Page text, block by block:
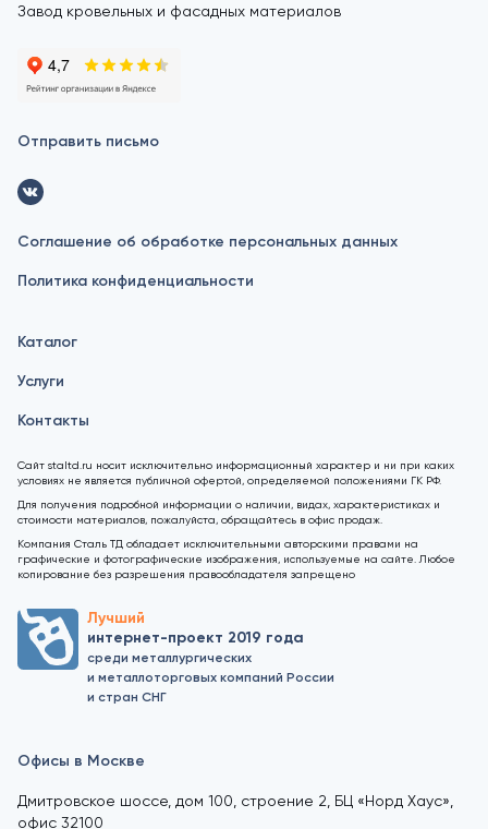
Завод кровельных и фасадных материалов
Отправить письмо
Соглашение об обработке персональных данных
Политика конфиденциальности
Каталог
Услуги
Контакты
Сайт staltd.ru носит исключительно информационный характер и ни при каких
условиях не является публичной офертой, определяемой положениями ГК РФ.
Для получения подробной информации о наличии, видах, характеристиках и
стоимости материалов, пожалуйста, обращайтесь в офис продаж.
Компания Сталь ТД обладает исключительными авторскими правами на
графические и фотографические изображения, используемые на сайте. Любое
копирование без разрешения правообладателя запрещено
Лучший
интернет-проект 2019 года
среди металлургических
и металлоторговых компаний России
и стран СНГ
Офисы в Москве
Дмитровское шоссе, дом 100, строение 2, БЦ «Норд Хаус»,
офис 32100